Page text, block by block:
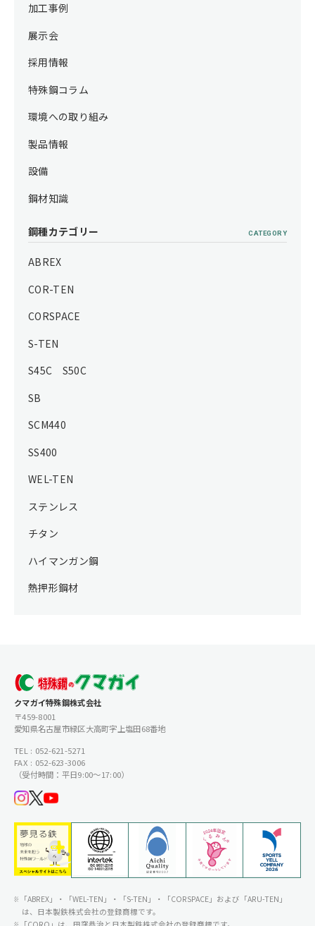
加工事例
展示会
採用情報
特殊鋼コラム
環境への取り組み
製品情報
設備
鋼材知識
鋼種カテゴリー CATEGORY
ABREX
COR-TEN
CORSPACE
S-TEN
S45C S50C
SB
SCM440
SS400
WEL-TEN
ステンレス
チタン
ハイマンガン鋼
熱押形鋼材
クマガイ特殊鋼株式会社
〒459-8001
愛知県名古屋市緑区大高町字上塩田68番地
TEL : 052-621-5271
FAX : 052-623-3006
（受付時間：平日9:00〜17:00）
「ABREX」・「WEL-TEN」・「S-TEN」・「CORSPACE」および「ARU-TEN」
は、日本製鉄株式会社の登録商標です。